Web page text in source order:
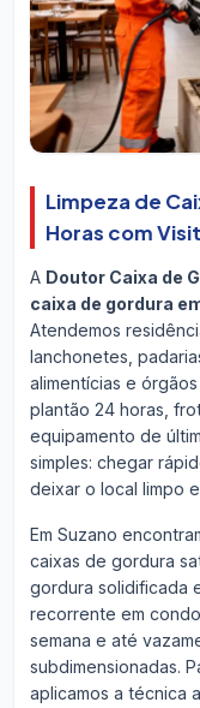
Limpeza de
Horas com
A Doutor Caixa de
caixa de gordura
Atendemos
lanchonetes,
alimentícias e
plantão 24 horas,
equipamento de
simples: chegar
deixar o local limpo
Em Suzano
caixas de gordura
gordura solidificada
recorrente em
semana e até
subdimensionadas.
aplicamos a técnica